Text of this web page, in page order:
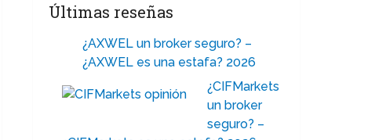
Últimas reseñas
¿AXWEL un broker seguro? –
¿AXWEL es una estafa? 2026
¿CIFMarkets
un broker
seguro? –